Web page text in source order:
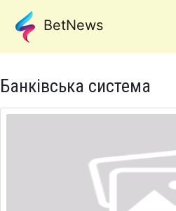
BetNews
Банківська система